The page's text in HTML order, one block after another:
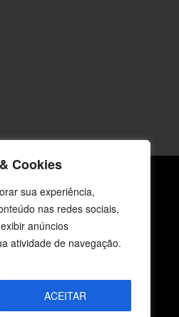
Cookies
sua experiência,
nas redes sociais,
anúncios
atividade de navegação.
ACEITAR
Vendas